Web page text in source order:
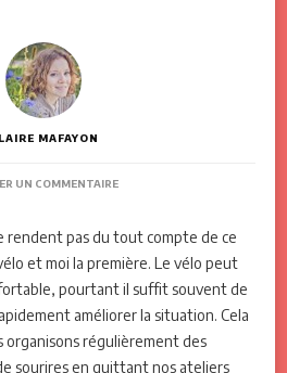
MAFAYON
UN COMMENTAIRESUR
L’ATELIER
VÉLO,
TU
SAIS
PAS
rendent pas du tout compte de ce
et moi la première. Le vélo peut
pourtant il suffit souvent de
améliorer la situation. Cela
organisons régulièrement des
sourires en quittant nos ateliers